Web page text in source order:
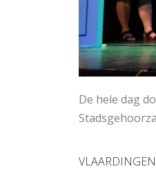
De hele dag